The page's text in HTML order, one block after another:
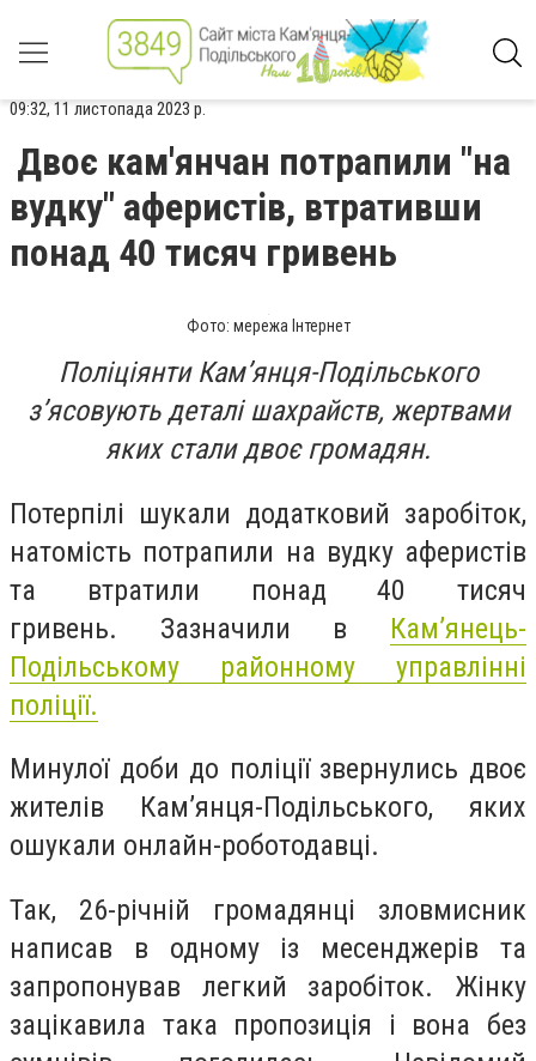
09:32, 11 листопада 2023 р.
Двоє кам'янчан потрапили "на
вудку" аферистів, втративши
понад 40 тисяч гривень
Фото: мережа Інтернет
Поліціянти Камʼянця-Подільського
з’ясовують деталі шахрайств, жертвами
яких стали двоє громадян.
Потерпілі шукали додатковий заробіток,
натомість потрапили на вудку аферистів
та втратили понад 40 тисяч
гривень. Зазначили в Кам’янець-
Подільському районному управлінні
поліції.
Минулої доби до поліції звернулись двоє
жителів Кам’янця-Подільського, яких
ошукали онлайн-роботодавці.
Так, 26-річній громадянці зловмисник
написав в одному із месенджерів та
запропонував легкий заробіток. Жінку
зацікавила така пропозиція і вона без